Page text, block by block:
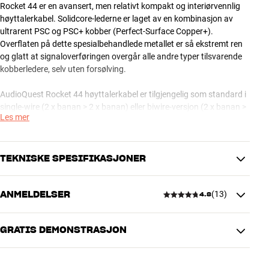
Rocket 44 er en avansert, men relativt kompakt og interiørvennlig
høyttalerkabel. Solidcore-lederne er laget av en kombinasjon av
ultrarent PSC og PSC+ kobber (Perfect-Surface Copper+).
Overflaten på dette spesialbehandlede metallet er så ekstremt ren
og glatt at signaloverføringen overgår alle andre typer tilsvarende
kobberledere, selv uten forsølving.
AudioQuest Rocket 44 høyttalerkabel er tilgjengelig som standard i
single-wire (2 x banan > 2 x banan) eller biwire-versjon (2 x banan >
4 x banan). Andre konfigurasjoner og lengder kan skaffes på
OBS: HiFi Klubben kan levere store deler av sortimentet fra
AudioQuest Rocket Series høyttalerkabler – avansert teknologi til
høyttalerkabler, og den kan få frem alle kvaliteter i et par høyttalere,
selv i ambisiøse, audiofile systemer. Designet er usedvanlig
Les mer
TEKNISKE SPESIFIKASJONER
YTELSE
AWG
13
Lederoverflate
2,63 mm2
ANMELDELSER 4.8(13)
4.8
GRATIS DEMONSTRASJON